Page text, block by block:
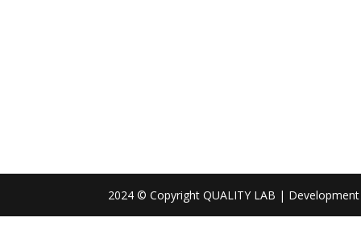
2024 © Copyright QUALITY LAB | Development